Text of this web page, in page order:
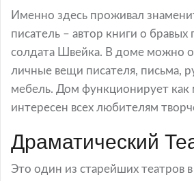
Именно здесь проживал
писатель – автор книги о
солдата Швейка. В доме можно
личные вещи писателя, письма,
мебель. Дом функционирует как
интересен всех любителям
Драматический
Это один из старейших театров